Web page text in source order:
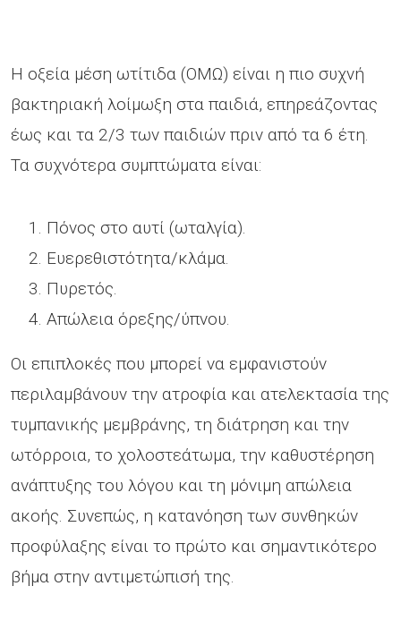
Η οξεία μέση ωτίτιδα (ΟΜΩ) είναι η πιο συχνή
βακτηριακή λοίμωξη στα παιδιά, επηρεάζοντας
έως και τα 2/3 των παιδιών πριν από τα 6 έτη.
Τα συχνότερα συμπτώματα είναι:
Πόνος στο αυτί (ωταλγία).
Ευερεθιστότητα/κλάμα.
Πυρετός.
Απώλεια όρεξης/ύπνου.
Οι επιπλοκές που μπορεί να εμφανιστούν
περιλαμβάνουν την ατροφία και ατελεκτασία της
τυμπανικής μεμβράνης, τη διάτρηση και την
ωτόρροια, το χολοστεάτωμα, την καθυστέρηση
ανάπτυξης του λόγου και τη μόνιμη απώλεια
ακοής. Συνεπώς, η κατανόηση των συνθηκών
προφύλαξης είναι το πρώτο και σημαντικότερο
βήμα στην αντιμετώπισή της.